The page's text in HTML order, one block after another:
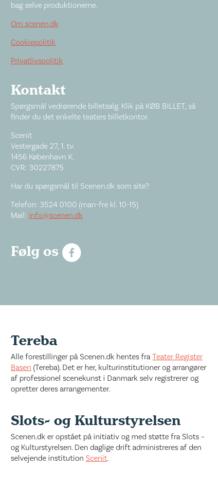
bag selve produktionerne.
Om scenen.dk
Cookiepolitik
Privatlivspolitik
Kontakt
Spørgsmål vedrørende billetsalg. Klik på KØB BILLET, så
finder du det enkelte teaters billetkontor.
Scenit
Vestergade 27, 1. tv.
1456 København K.
CVR: 30227875
Har du spørgsmål til Scenen.dk som site?
Telefon: 3524 0100 (man-fre kl. 10-15)
Mail: info@scenen.dk
Følg os
Tereba
Alle forestillinger på Scenen.dk hentes fraTeater Register
Basen (Tereba). Det er her, kulturinstitutioner og arrangører
af professionel scenekunst i Danmark selv registrerer og
opretter deres arrangementer.
Slots- og Kulturstyrelsen
Scenen.dk er opstået på initiativ og med støtte fra Slots –
og Kulturstyrelsen. Den daglige drift administreres af den
selvejende institutionScenit.